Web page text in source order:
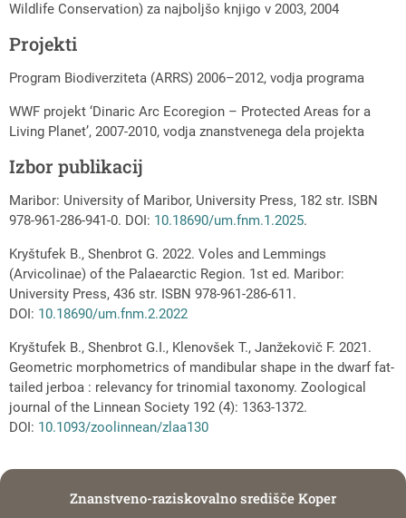
Wildlife Conservation) za najboljšo knjigo v 2003, 2004
Projekti
Program Biodiverziteta (ARRS) 2006–2012, vodja programa
WWF projekt ‘Dinaric Arc Ecoregion – Protected Areas for a
Living Planet’, 2007-2010, vodja znanstvenega dela projekta
Izbor publikacij
Maribor: University of Maribor, University Press, 182 str. ISBN
978-961-286-941-0. DOI: 10.18690/um.fnm.1.2025.
Kryštufek B., Shenbrot G. 2022. Voles and Lemmings
(Arvicolinae) of the Palaearctic Region. 1st ed. Maribor:
University Press, 436 str. ISBN 978-961-286-611.
DOI: 10.18690/um.fnm.2.2022
Kryštufek B., Shenbrot G.I., Klenovšek T., Janžekovič F. 2021.
Geometric morphometrics of mandibular shape in the dwarf fat-
tailed jerboa : relevancy for trinomial taxonomy. Zoological
journal of the Linnean Society 192 (4): 1363-1372.
DOI: 10.1093/zoolinnean/zlaa130
Znanstveno-raziskovalno središče Koper